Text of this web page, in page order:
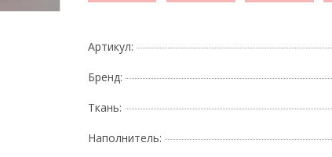
Артикул:
Бренд:
Ткань:
Наполнитель: